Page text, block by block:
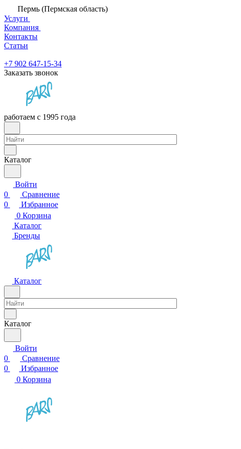
Пермь (Пермская область)
Услуги
Компания
Контакты
Статьи
+7 902 647-15-34
Заказать звонок
работаем с 1995 года
Каталог
Войти
0
Сравнение
0
Избранное
0 Корзина
Каталог
Бренды
Каталог
Каталог
Войти
0
Сравнение
0
Избранное
0 Корзина